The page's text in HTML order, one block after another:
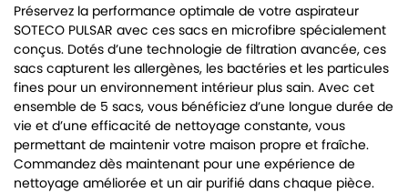
Préservez la performance optimale de votre aspirateur
SOTECO PULSAR avec ces sacs en microfibre spécialement
conçus. Dotés d’une technologie de filtration avancée, ces
sacs capturent les allergènes, les bactéries et les particules
fines pour un environnement intérieur plus sain. Avec cet
ensemble de 5 sacs, vous bénéficiez d’une longue durée de
vie et d’une efficacité de nettoyage constante, vous
permettant de maintenir votre maison propre et fraîche.
Commandez dès maintenant pour une expérience de
nettoyage améliorée et un air purifié dans chaque pièce.